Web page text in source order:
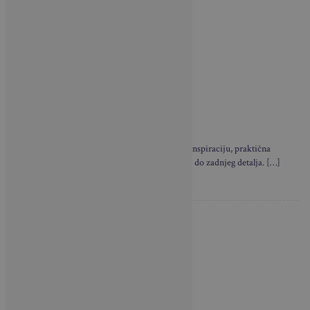
Brava Casa i u novom broju donosi neodoljivu inspiraciju, praktična
rješenja i privlačne primjere dizajna interijera – do zadnjeg detalja. […]